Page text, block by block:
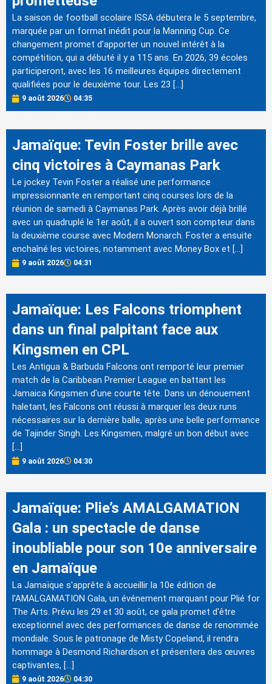
La saison de football scolaire ISSA débutera le 5 septembre,
marquée par un format inédit pour la Manning Cup. Ce
changement promet d'apporter un nouvel intérêt à la
compétition, qui a débuté il y a 115 ans. En 2026, 39 écoles
participeront, avec les 16 meilleures équipes directement
qualifiées pour le deuxième tour. Les 23 […]
9 août 2026 04:35
Jamaïque: Tevin Foster brille avec
cinq victoires à Caymanas Park
Le jockey Tevin Foster a réalisé une performance
impressionnante en remportant cinq courses lors de la
réunion de samedi à Caymanas Park. Après avoir déjà brillé
avec un quadruplé le 1er août, il a ouvert son compteur dans
la deuxième course avec Modern Monarch. Foster a ensuite
enchaîné les victoires, notamment avec Money Box et […]
9 août 2026 04:31
Jamaïque: Les Falcons triomphent
dans un final palpitant face aux
Kingsmen en CPL
Les Antigua & Barbuda Falcons ont remporté leur premier
match de la Caribbean Premier League en battant les
Jamaica Kingsmen d'une courte tête. Dans un dénouement
haletant, les Falcons ont réussi à marquer les deux runs
nécessaires sur la dernière balle, après une belle performance
de Tajinder Singh. Les Kingsmen, malgré un bon début avec
[…]
9 août 2026 04:30
Jamaïque: Plie’s AMALGAMATION
Gala : un spectacle de danse
inoubliable pour son 10e anniversaire
en Jamaïque
La Jamaïque s'apprête à accueillir la 10e édition de
l'AMALGAMATION Gala, un événement marquant pour Plié for
The Arts. Prévu les 29 et 30 août, ce gala promet d'être
exceptionnel avec des performances de danse de renommée
mondiale. Sous le patronage de Misty Copeland, il rendra
hommage à Desmond Richardson et présentera des œuvres
captivantes, […]
9 août 2026 04:30